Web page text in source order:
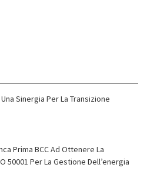
Una Sinergia Per La Transizione
Prima BCC Ad Ottenere La
50001 Per La Gestione Dell’energia